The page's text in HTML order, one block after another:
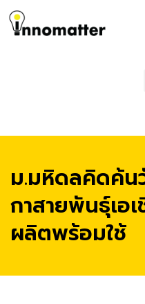
ม.มหิดลคิดค้น
กาสายพันธุ์เอ
ผลิตพร้อมใช้